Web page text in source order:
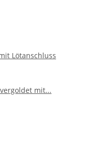
Lötanschluss